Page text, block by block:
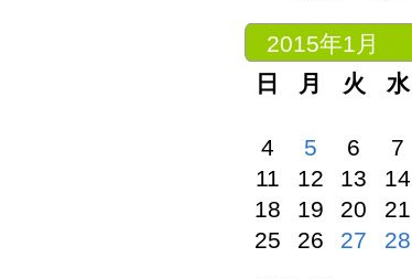
2015年1月
日
月 火 水
4
5 6 7
11
12 13 14
18
19 20 21
25
26 27 28